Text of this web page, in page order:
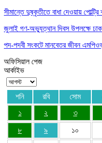
সীমান্তে দুষ্কৃতীতে বাধা দেওয়ায়
জুলাই গণ-অভ্যুত্থান দিবস উপলক্ষে ঢাকা
পদ-পদবী সংকটে মানবেতর জীবন
অফিসিয়াল পেজ
আর্কাইভ
শনি রবি সোম
১
২ ৩
৮ ৯ ১০